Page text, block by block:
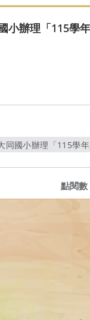
小辦理「115學
同國小辦理「115學
點閱數